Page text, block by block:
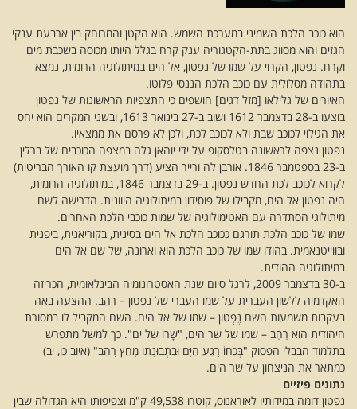
הוא כוכב הלכת השמיני במערכת השמש. הוא הקטן והמרוחק בין ארבעת ענקי
הגזים והוא מסווג בתת-הקטגוריה ענק קרח בגלל היותו מכוסה בשכבת מים
וקרח. נפטון, הקרוי על שמו של נפטון, אל הים במיתולוגיה הרומית, נמצא
בתהודה מסלולית עם כוכב הלכת הננסי פלוטו.
האיורים של גלילאו [מזל דגים] חושפים כי התצפיות הראשונות של נפטון
בוצעו ב-28 בדצמבר 1612 ושוב ב-27 בינואר 1613, ובשני המקרים הוא יחס
את הגילוי לכוכב שבת ולא לכוכב לכת, ולכן לא פרסם את ממצאיו.
נפטון נצפה לראשונה בטלסקופ על ידי יוהאן גלה במצפה הכוכבים של ברלין
ב-23 בספטמבר 1846. אורבן לה ורייר הציע (דרך מועצת קו האורך הבריטית)
לקרוא לכוכב לכת החדש נפטון. ב-29 בדצמבר 1846, במיתולוגיה הרומית,
היה נפטון אל הים, מקבילו של פוסידון במיתולוגיה היוונית. הדרישה לשם
מיתולוגי הסתדרה עם האטימולוגיה של שמות כוכבי הלכת האחרים.
שמו של כוכב הלכת תורגם ככוכב הלכת אל הים בסינית, בקוריאנית, ביפנית
ובווייטנאמית. בהודו שמו של כוכב הלכת הוא וארונה, של שם אל הים
במיתולוגיה ההודית.
ב-30 בדצמבר 2009, לרגל סיום שנת האסטרונומיה הבינלאומית, הכריזה
האקדמיה ללשון העברית על שמו העברי של נפטון – רַהַב. ההצעה באה
בעקבות משמעות השם נֶפְּטון – שמו של אל הים. השם המקביל לו במסורת
היהודית הוא רַהַב – שמו של שר הים, "שָׂרוֹ של ים". כך למשל מתפרש
בתלמוד הבבלי הפסוק "בְּכֹחוֹ רָגַע הַיָּם וּבִתְבוּנָתוֹ מָחַץ רָהַב" (איוב כו, יב)
כמתאר את הניצחון על שר הים.
נתונים פיזיים
נפטון דומה במידותיו לאוראנוס, קוטרו 49,538 ק"מ וצפיפותו היא הגדולה שבין